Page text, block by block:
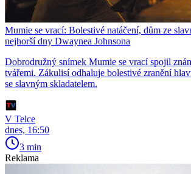
Mumie se vrací: Bolestivé natáčení, dům ze
nejhorší dny Dwaynea Johnsona
Dobrodružný snímek Mumie se vrací spojil
tvářemi. Zákulisí odhaluje bolestivé zranění
se slavným skladatelem.
V Telce
dnes, 16:50
3 min
Reklama